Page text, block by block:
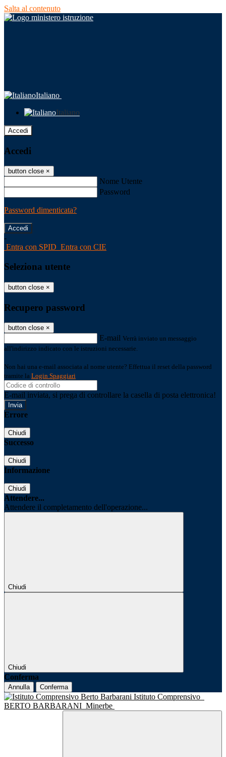
Salta al contenuto
Italiano
Italiano
Accedi
Accedi
button close ×
Nome Utente
Password
Password dimenticata?
-
Entra con SPID Entra con CIE
Seleziona utente
button close ×
Recupero password
button close ×
E-mail Verrà inviato un messaggio
all'indirizzo indicato con le istruzioni necessarie.
Non hai una e-mail associata al nome utente? Effettua il reset della password
tramite la Login Spaggiari
E-mail inviata, si prega di controllare la casella di posta elettronica!
Errore
Chiudi
Successo
Chiudi
Informazione
Chiudi
Attendere...
Attendere il completamento dell'operazione...
Chiudi
Chiudi
Conferma
Annulla Conferma
Istituto Comprensivo
BERTO BARBARANI Minerbe